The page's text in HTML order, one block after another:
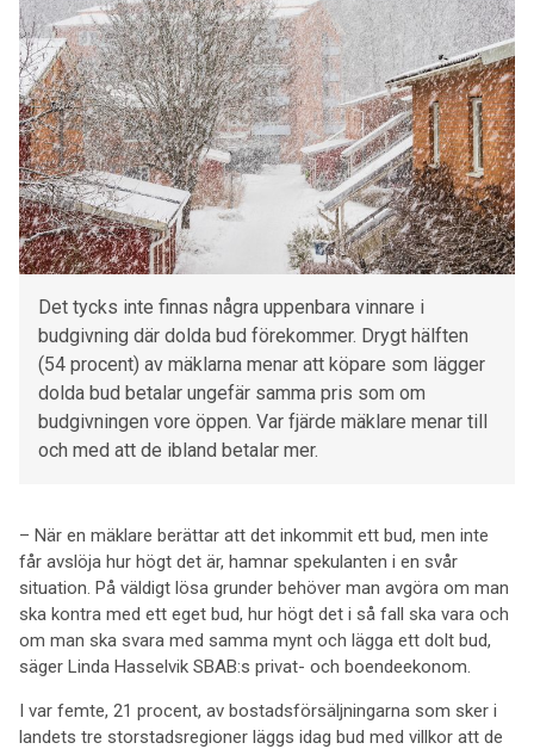
Det tycks inte finnas några uppenbara vinnare i
budgivning där dolda bud förekommer. Drygt hälften
(54 procent) av mäklarna menar att köpare som lägger
dolda bud betalar ungefär samma pris som om
budgivningen vore öppen. Var fjärde mäklare menar till
och med att de ibland betalar mer.
– När en mäklare berättar att det inkommit ett bud, men inte
får avslöja hur högt det är, hamnar spekulanten i en svår
situation. På väldigt lösa grunder behöver man avgöra om man
ska kontra med ett eget bud, hur högt det i så fall ska vara och
om man ska svara med samma mynt och lägga ett dolt bud,
säger Linda Hasselvik SBAB:s privat- och boendeekonom.
I var femte, 21 procent, av bostadsförsäljningarna som sker i
landets tre storstadsregioner läggs idag bud med villkor att de